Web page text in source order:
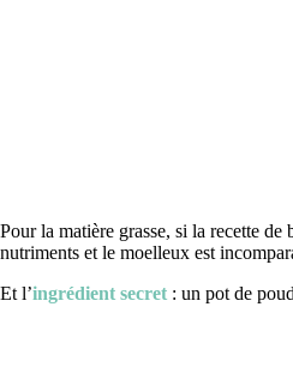
Pour la matière grasse, si la recette
nutriments et le moelleux est
Et l’ingrédient secret : un pot de